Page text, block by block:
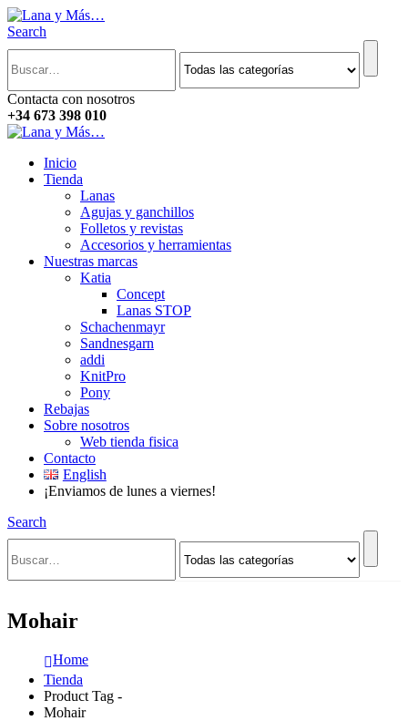
Search
Contacta con nosotros
+34 673 398 010
Inicio
Tienda
Lanas
Agujas y ganchillos
Folletos y revistas
Accesorios y herramientas
Nuestras marcas
Katia
Concept
Lanas STOP
Schachenmayr
Sandnesgarn
addi
KnitPro
Pony
Rebajas
Sobre nosotros
Web tienda fisica
Contacto
English
¡Enviamos de lunes a viernes!
Search
Mohair
Home
Tienda
Product Tag -
Mohair